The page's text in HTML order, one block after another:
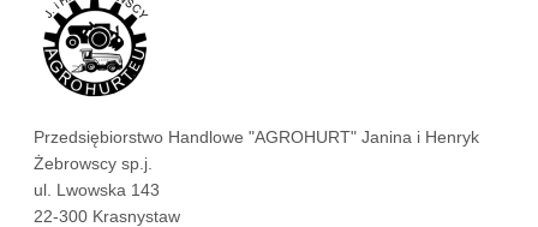
Przedsiębiorstwo Handlowe "AGROHURT" Janina i Henryk
Żebrowscy sp.j.
ul. Lwowska 143
22-300 Krasnystaw